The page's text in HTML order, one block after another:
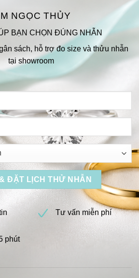
NGỌC THỦY
BẠN CHỌN ĐÚNG NHẪN
sách, hỗ trợ đo size và thửu nhẫn
tại showroom
Tư vấn miễn phí
phút